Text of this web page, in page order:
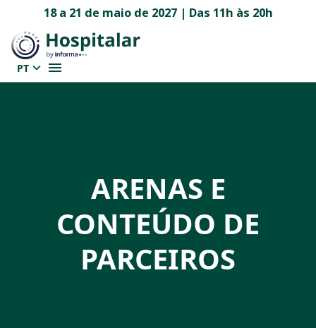
18 a 21 de maio de 2027 | Das 11h às 20h
PT
ARENAS E
CONTEÚDO DE
PARCEIROS